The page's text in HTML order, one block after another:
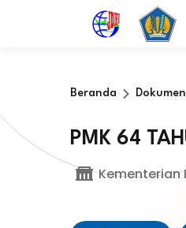
Beranda Dokumen
PMK 64
Kementerian